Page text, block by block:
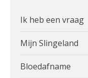
Ik heb een vraag
Mijn Slingeland
Bloedafname